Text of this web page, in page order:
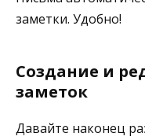
заметки. Удобно!
Создание и
заметок
Давайте наконец